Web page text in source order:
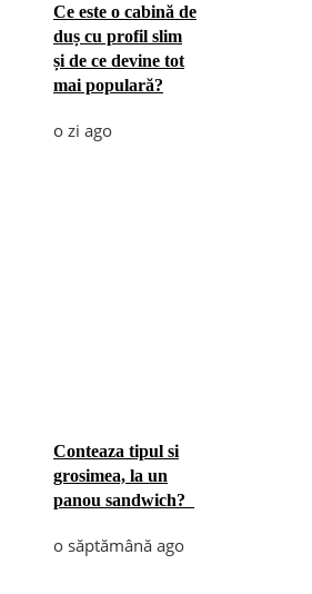
Ce este o cabină de
duș cu profil slim
și de ce devine tot
mai populară?
o zi ago
Conteaza tipul si
grosimea, la un
panou sandwich?
o săptămână ago